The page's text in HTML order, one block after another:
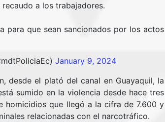
a los trabajadores.
para que sean sancionados por los actos
January 9, 2024
desde el plató del canal en Guayaquil, la
sumido en la violencia desde hace tres
que llegó a la cifra de 7.600 y
relacionadas con el narcotráfico.